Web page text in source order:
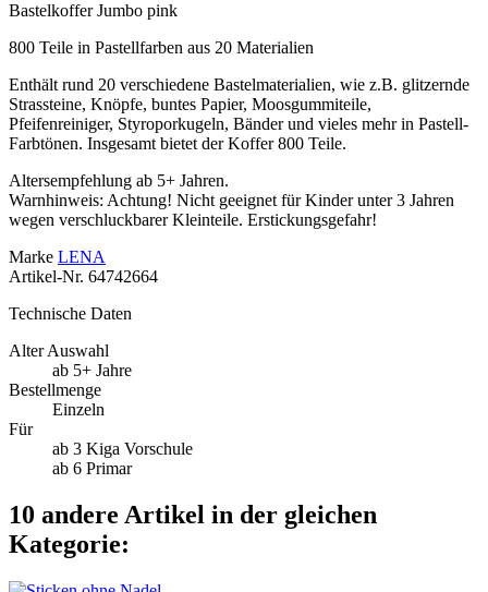
Bastelkoffer Jumbo pink
800 Teile in Pastellfarben aus 20 Materialien
Enthält rund 20 verschiedene Bastelmaterialien, wie z.B. glitzernde
Strassteine, Knöpfe, buntes Papier, Moosgummiteile,
Pfeifenreiniger, Styroporkugeln, Bänder und vieles mehr in Pastell-
Farbtönen. Insgesamt bietet der Koffer 800 Teile.
Altersempfehlung ab 5+ Jahren.
Warnhinweis: Achtung! Nicht geeignet für Kinder unter 3 Jahren
wegen verschluckbarer Kleinteile. Erstickungsgefahr!
Marke LENA
Artikel-Nr. 64742664
Technische Daten
Alter Auswahl
ab 5+ Jahre
Bestellmenge
Einzeln
Für
ab 3 Kiga Vorschule
ab 6 Primar
10 andere Artikel in der gleichen
Kategorie: